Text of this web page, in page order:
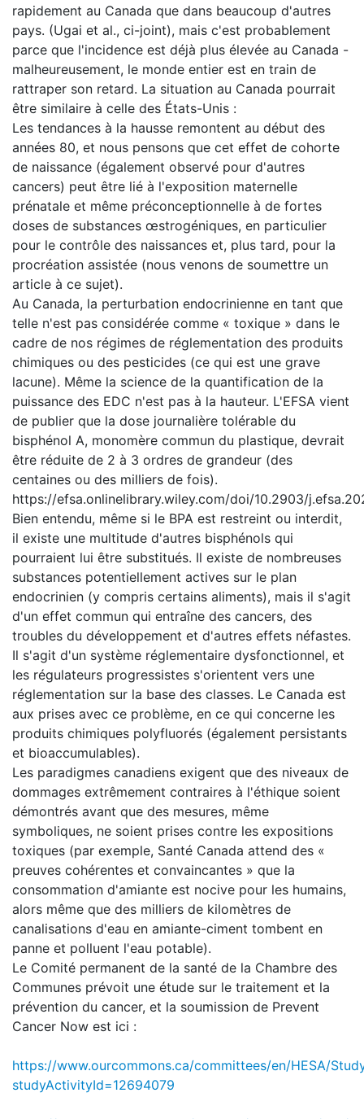
rapidement au Canada que dans beaucoup d'autres
pays. (Ugai et al., ci-joint), mais c'est probablement
parce que l'incidence est déjà plus élevée au Canada -
malheureusement, le monde entier est en train de
rattraper son retard. La situation au Canada pourrait
être similaire à celle des États-Unis :
Les tendances à la hausse remontent au début des
années 80, et nous pensons que cet effet de cohorte
de naissance (également observé pour d'autres
cancers) peut être lié à l'exposition maternelle
prénatale et même préconceptionnelle à de fortes
doses de substances œstrogéniques, en particulier
pour le contrôle des naissances et, plus tard, pour la
procréation assistée (nous venons de soumettre un
article à ce sujet).
Au Canada, la perturbation endocrinienne en tant que
telle n'est pas considérée comme « toxique » dans le
cadre de nos régimes de réglementation des produits
chimiques ou des pesticides (ce qui est une grave
lacune). Même la science de la quantification de la
puissance des EDC n'est pas à la hauteur. L'EFSA vient
de publier que la dose journalière tolérable du
bisphénol A, monomère commun du plastique, devrait
être réduite de 2 à 3 ordres de grandeur (des
centaines ou des milliers de fois).
https://efsa.onlinelibrary.wiley.com/doi/10.2903/
Bien entendu, même si le BPA est restreint ou interdit,
il existe une multitude d'autres bisphénols qui
pourraient lui être substitués. Il existe de nombreuses
substances potentiellement actives sur le plan
endocrinien (y compris certains aliments), mais il s'agit
d'un effet commun qui entraîne des cancers, des
troubles du développement et d'autres effets néfastes.
Il s'agit d'un système réglementaire dysfonctionnel, et
les régulateurs progressistes s'orientent vers une
réglementation sur la base des classes. Le Canada est
aux prises avec ce problème, en ce qui concerne les
produits chimiques polyfluorés (également persistants
et bioaccumulables).
Les paradigmes canadiens exigent que des niveaux de
dommages extrêmement contraires à l'éthique soient
démontrés avant que des mesures, même
symboliques, ne soient prises contre les expositions
toxiques (par exemple, Santé Canada attend des «
preuves cohérentes et convaincantes » que la
consommation d'amiante est nocive pour les humains,
alors même que des milliers de kilomètres de
canalisations d'eau en amiante-ciment tombent en
panne et polluent l'eau potable).
Le Comité permanent de la santé de la Chambre des
Communes prévoit une étude sur le traitement et la
prévention du cancer, et la soumission de Prevent
Cancer Now est ici :
https://www.ourcommons.ca/committees/en/HESA/
studyActivityId=12694079